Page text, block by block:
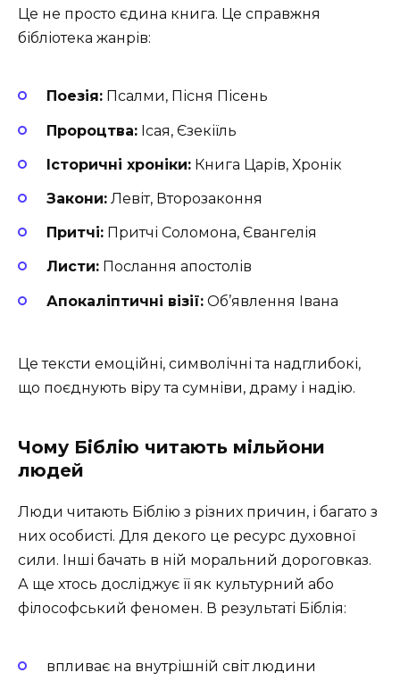
Це не просто єдина книга. Це справжня
бібліотека жанрів:
Поезія: Псалми, Пісня Пісень
Пророцтва: Ісая, Єзекіїль
Історичні хроніки: Книга Царів, Хронік
Закони: Левіт, Второзаконня
Притчі: Притчі Соломона, Євангелія
Листи: Послання апостолів
Апокаліптичні візії: Об’явлення Івана
Це тексти емоційні, символічні та надглибокі,
що поєднують віру та сумніви, драму і надію.
Чому Біблію читають мільйони
людей
Люди читають Біблію з різних причин, і багато з
них особисті. Для декого це ресурс духовної
сили. Інші бачать в ній моральний дороговказ.
А ще хтось досліджує її як культурний або
філософський феномен. В результаті Біблія:
впливає на внутрішній світ людини